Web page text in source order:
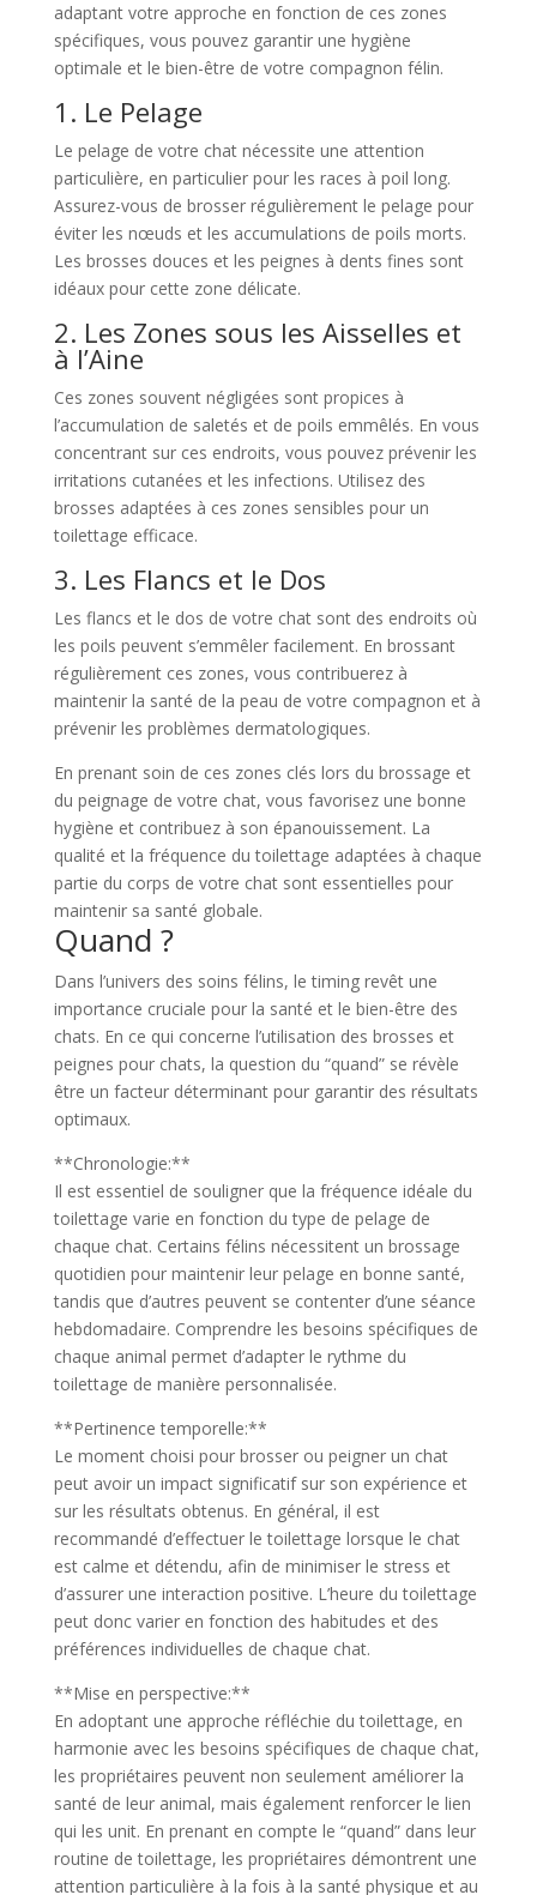
adaptant votre approche en fonction de ces zones
spécifiques, vous pouvez garantir une hygiène
optimale et le bien-être de votre compagnon félin.
1. Le Pelage
Le pelage de votre chat nécessite une attention
particulière, en particulier pour les races à poil long.
Assurez-vous de brosser régulièrement le pelage pour
éviter les nœuds et les accumulations de poils morts.
Les brosses douces et les peignes à dents fines sont
idéaux pour cette zone délicate.
2. Les Zones sous les Aisselles et
à l’Aine
Ces zones souvent négligées sont propices à
l’accumulation de saletés et de poils emmêlés. En vous
concentrant sur ces endroits, vous pouvez prévenir les
irritations cutanées et les infections. Utilisez des
brosses adaptées à ces zones sensibles pour un
toilettage efficace.
3. Les Flancs et le Dos
Les flancs et le dos de votre chat sont des endroits où
les poils peuvent s’emmêler facilement. En brossant
régulièrement ces zones, vous contribuerez à
maintenir la santé de la peau de votre compagnon et à
prévenir les problèmes dermatologiques.
En prenant soin de ces zones clés lors du brossage et
du peignage de votre chat, vous favorisez une bonne
hygiène et contribuez à son épanouissement. La
qualité et la fréquence du toilettage adaptées à chaque
partie du corps de votre chat sont essentielles pour
maintenir sa santé globale.
Quand ?
Dans l’univers des soins félins, le timing revêt une
importance cruciale pour la santé et le bien-être des
chats. En ce qui concerne l’utilisation des brosses et
peignes pour chats, la question du “quand” se révèle
être un facteur déterminant pour garantir des résultats
optimaux.
**Chronologie:**
Il est essentiel de souligner que la fréquence idéale du
toilettage varie en fonction du type de pelage de
chaque chat. Certains félins nécessitent un brossage
quotidien pour maintenir leur pelage en bonne santé,
tandis que d’autres peuvent se contenter d’une séance
hebdomadaire. Comprendre les besoins spécifiques de
chaque animal permet d’adapter le rythme du
toilettage de manière personnalisée.
**Pertinence temporelle:**
Le moment choisi pour brosser ou peigner un chat
peut avoir un impact significatif sur son expérience et
sur les résultats obtenus. En général, il est
recommandé d’effectuer le toilettage lorsque le chat
est calme et détendu, afin de minimiser le stress et
d’assurer une interaction positive. L’heure du toilettage
peut donc varier en fonction des habitudes et des
préférences individuelles de chaque chat.
**Mise en perspective:**
En adoptant une approche réfléchie du toilettage, en
harmonie avec les besoins spécifiques de chaque chat,
les propriétaires peuvent non seulement améliorer la
santé de leur animal, mais également renforcer le lien
qui les unit. En prenant en compte le “quand” dans leur
routine de toilettage, les propriétaires démontrent une
attention particulière à la fois à la santé physique et au